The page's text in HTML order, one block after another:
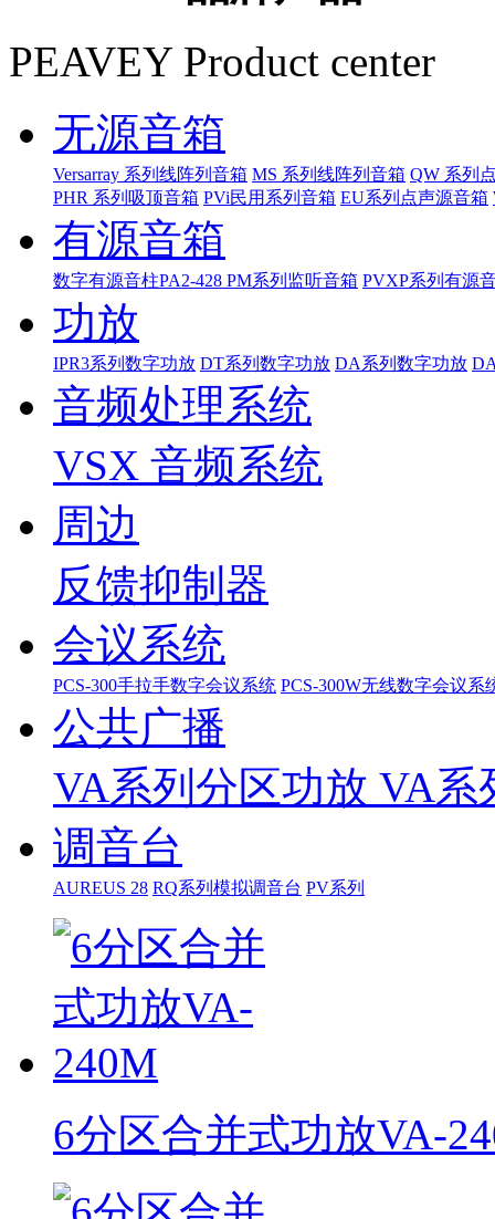
PEAVEY Product center
无源音箱
Versarray 系列线阵列音箱 MS 系列线阵列音箱 QW 系列
PHR 系列吸顶音箱 PVi民用系列音箱 EU系列点声源音箱
有源音箱
数字有源音柱PA2-428 PM系列监听音箱 PVXP系列有源
功放
IPR3系列数字功放 DT系列数字功放 DA系列数字功放
音频处理系统
VSX 音频系统
周边
反馈抑制器
会议系统
PCS-300手拉手数字会议系统 PCS-300W无线数字会议系
公共广播
VA系列分区功放 VA系
调音台
AUREUS 28 RQ系列模拟调音台 PV系列
6分区合并式功放VA-